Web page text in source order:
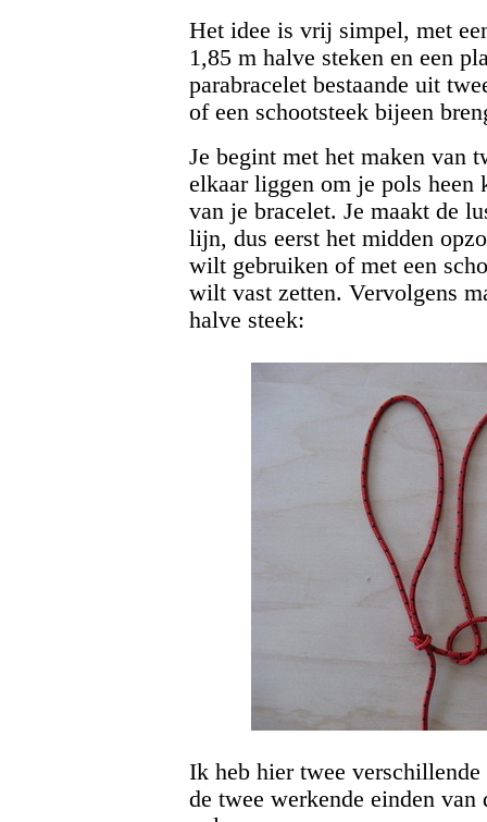
Het idee is vrij simpel, met
1,85 m halve steken en een
parabracelet bestaande uit
of een schootsteek bijeen
Je begint met het maken van
elkaar liggen om je pols heen
van je bracelet. Je maakt de
lijn, dus eerst het midden
wilt gebruiken of met een
wilt vast zetten. Vervolgens
halve steek:
Ik heb hier twee
de twee werkende einden